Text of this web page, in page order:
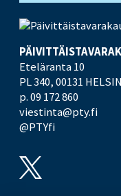
Eteläranta 10
PL 340,00131
p. 09 172 860
viestinta@pty.fi
@PTYfi